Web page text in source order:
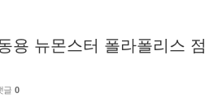
용 뉴몬스터 폴라폴리스 점
글 0